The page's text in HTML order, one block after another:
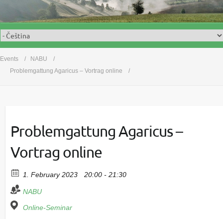
e
n
Events
NABU
Problemgattung Agaricus – Vortrag online
Problemgattung Agaricus –
Vortrag online
1. February 2023 20:00 - 21:30
NABU
Online-Seminar